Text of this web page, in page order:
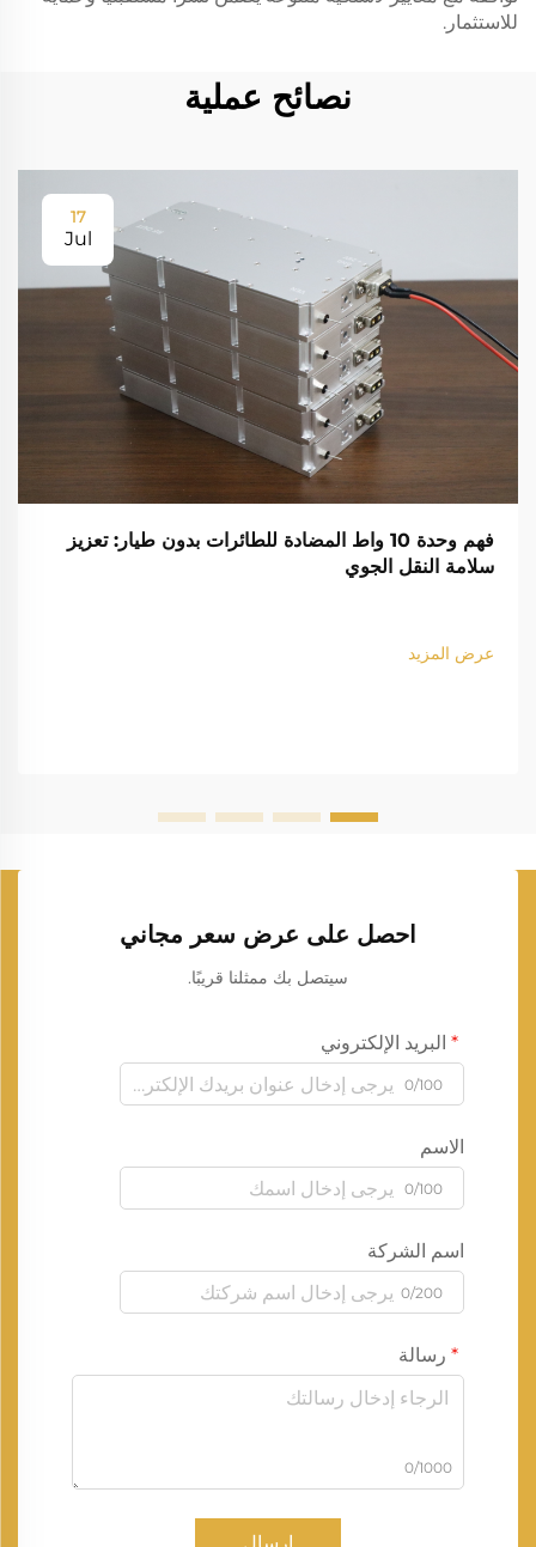
للاستثمار.
نصائح عملية
17
Jul
فهم وحدة 10 واط المضادة للطائرات بدون طيار: تعزيز
سلامة النقل الجوي
عرض المزيد
احصل على عرض سعر مجاني
سيتصل بك ممثلنا قريبًا.
البريد الإلكتروني
0/100
الاسم
0/100
اسم الشركة
0/200
رسالة
0/1000